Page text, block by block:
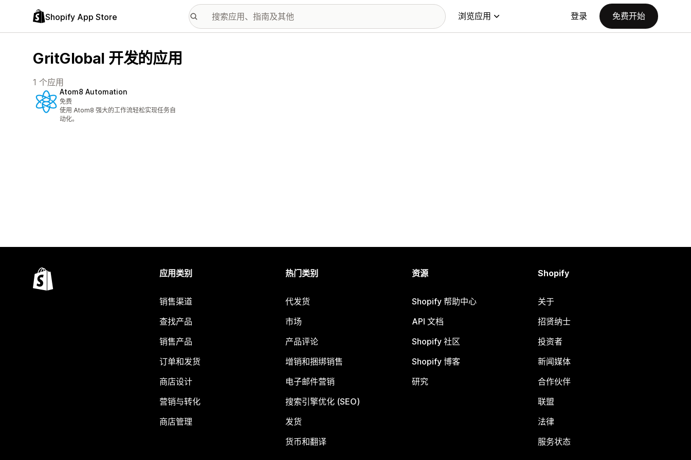
Shopify App Store 浏览应用 登录 免费开始
GritGlobal 开发的应用
1 个应用
Atom8 Automation
免费
使用 Atom8 强大的工作流轻松实现任务自
动化。
应用类别
销售渠道
查找产品
销售产品
订单和发货
商店设计
营销与转化
商店管理
热门类别
代发货
市场
产品评论
增销和捆绑销售
电子邮件营销
搜索引擎优化 (SEO)
发货
货币和翻译
资源
Shopify 帮助中心
API 文档
Shopify 社区
Shopify 博客
研究
Shopify
关于
招贤纳士
投资者
新闻媒体
合作伙伴
联盟
法律
服务状态